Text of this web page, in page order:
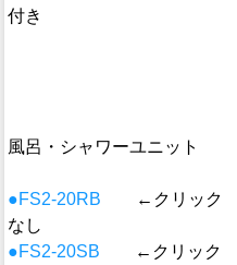
付き
風呂・シャワーユニット
●FS2-20RB
←クリッ
なし
●FS2-20SB
←クリッ